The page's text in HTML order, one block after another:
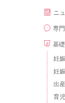
ニ
専
基
妊
妊
出産
育児